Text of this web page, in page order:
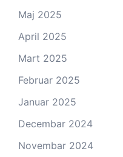
Maj 2025
April 2025
Mart 2025
Februar 2025
Januar 2025
Decembar 2024
Novembar 2024